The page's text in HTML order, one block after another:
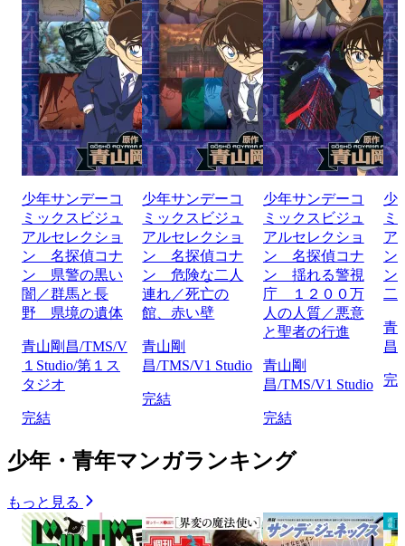
少年サンデーコ
ミックスビジュ
アルセレクショ
ン 名探偵コナ
ン 県警の黒い
闇／群馬と長
野 県境の遺体
青山剛昌/TMS/V
１Studio/第１ス
タジオ
完結
少年サンデーコ
ミックスビジュ
アルセレクショ
ン 名探偵コナ
ン 危険な二人
連れ／死亡の
館、赤い壁
青山剛
昌/TMS/V1 Studio
完結
少年サンデーコ
ミックスビジュ
アルセレクショ
ン 名探偵コナ
ン 揺れる警視
庁 １２００万
人の人質／悪意
と聖者の行進
青山剛
昌/TMS/V1 Studio
完結
少
ミ
ア
ン
ン
二
青
昌
完
少年・青年マンガランキング
もっと見る